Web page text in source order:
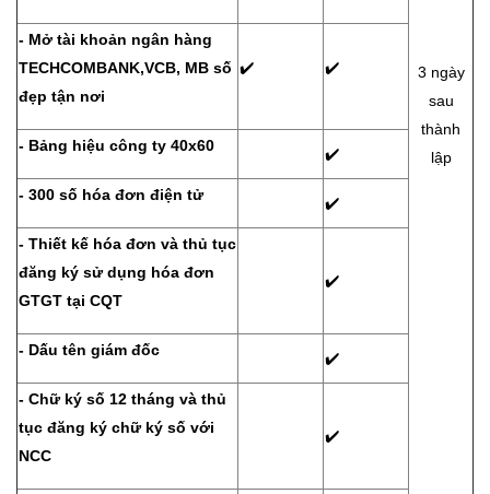
3 ngày
sau
thành
lập
- Mở tài khoản ngân hàng
TECHCOMBANK,VCB, MB số
đẹp tận nơi
✔️ ✔️
- Bảng hiệu công ty 40x60 ✔️
- 300 số hóa đơn điện tử ✔️
- Thiết kế hóa đơn và thủ tục
đăng ký sử dụng hóa đơn
GTGT tại CQT
✔️
- Dấu tên giám đốc ✔️
- Chữ ký số 12 tháng và thủ
tục đăng ký chữ ký số với
NCC
✔️